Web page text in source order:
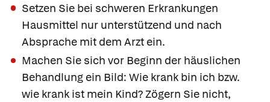
Setzen Sie bei schweren Erkrankungen
Hausmittel nur unterstützend und nach
Absprache mit dem Arzt ein.
Machen Sie sich vor Beginn der häuslichen
Behandlung ein Bild: Wie krank bin ich bzw.
wie krank ist mein Kind? Zögern Sie nicht,